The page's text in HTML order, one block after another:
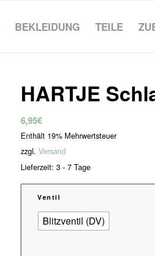
BEKLEIDUNG TEILE
HARTJE
6,95€
Enthält 19% Mehrwertsteuer
zzgl.Versand
Lieferzeit: 3 - 7 Tage
Ventil
Blitzventil (DV)